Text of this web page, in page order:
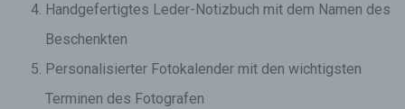
Handgefertigtes Leder-Notizbuch mit dem Namen des
Beschenkten
Personalisierter Fotokalender mit den wichtigsten
Terminen des Fotografen